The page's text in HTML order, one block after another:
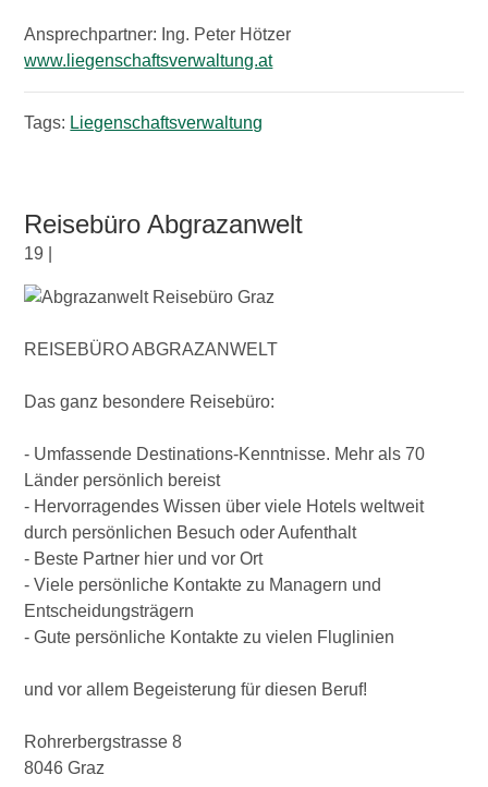
Ansprechpartner: Ing. Peter Hötzer
www.liegenschaftsverwaltung.at
Tags: Liegenschaftsverwaltung
Reisebüro Abgrazanwelt
19 |
REISEBÜRO ABGRAZANWELT
Das ganz besondere Reisebüro:
- Umfassende Destinations-Kenntnisse. Mehr als 70
Länder persönlich bereist
- Hervorragendes Wissen über viele Hotels weltweit
durch persönlichen Besuch oder Aufenthalt
- Beste Partner hier und vor Ort
- Viele persönliche Kontakte zu Managern und
Entscheidungsträgern
- Gute persönliche Kontakte zu vielen Fluglinien
und vor allem Begeisterung für diesen Beruf!
Rohrerbergstrasse 8
8046 Graz